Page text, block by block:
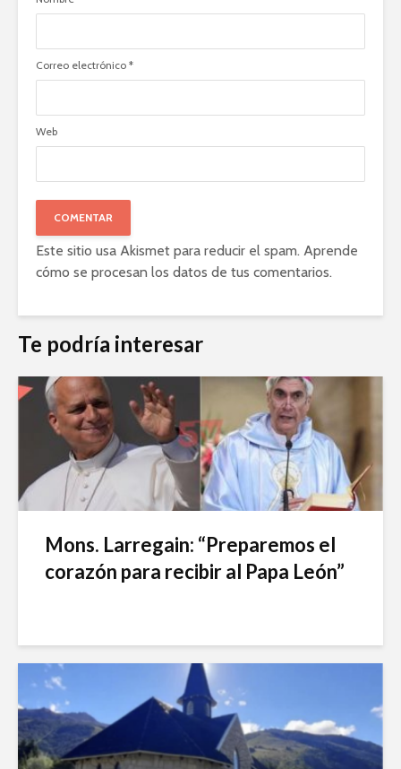
Correo electrónico *
Web
Este sitio usa Akismet para reducir el spam. Aprende
cómo se procesan los datos de tus comentarios.
Te podría interesar
Mons. Larregain: “Preparemos el
corazón para recibir al Papa León”